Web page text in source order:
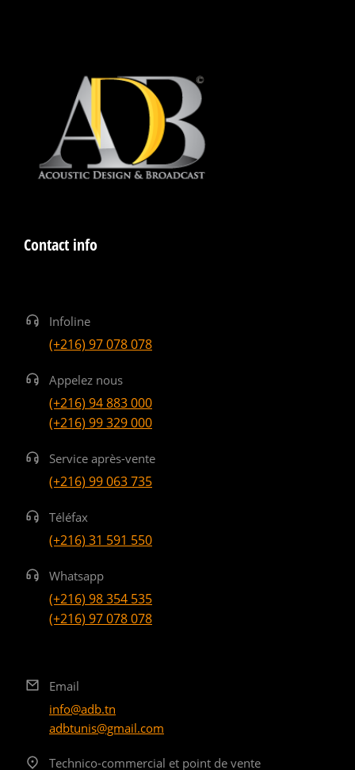
Contact info
Infoline
(+216) 97 078 078
Appelez nous
(+216) 94 883 000
(+216) 99 329 000
Service après-vente
(+216) 99 063 735
Téléfax
(+216) 31 591 550
Whatsapp
(+216) 98 354 535
(+216) 97 078 078
Email
info@adb.tn
adbtunis@gmail.com
Technico-commercial et point de vente